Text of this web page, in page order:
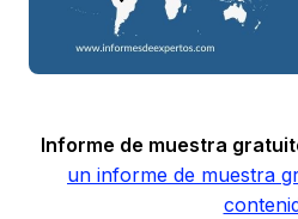
Informe de muestra
un informe de muestra